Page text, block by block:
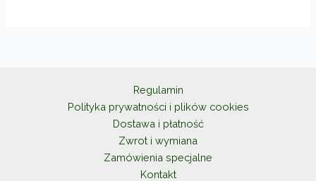
Regulamin
Polityka prywatności i plików cookies
Dostawa i płatność
Zwrot i wymiana
Zamówienia specjalne
Kontakt